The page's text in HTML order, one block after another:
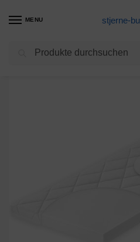
MENU stjerne-
Matratzen Produkte / Zöllner